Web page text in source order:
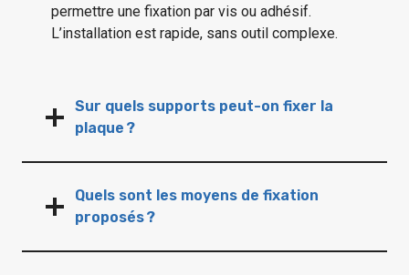
permettre une fixation par vis ou adhésif.
L’installation est rapide, sans outil complexe.
Sur quels supports peut-on fixer la
plaque ?
Quels sont les moyens de fixation
proposés ?